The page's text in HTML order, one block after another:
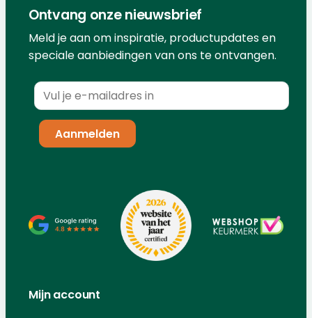
Ontvang onze nieuwsbrief
Meld je aan om inspiratie, productupdates en
speciale aanbiedingen van ons te ontvangen.
Mijn account